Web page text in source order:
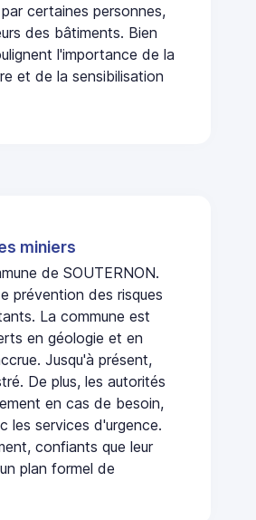
certaines personnes,
des bâtiments. Bien
l'importance de la
et de la sensibilisation
miniers
de SOUTERNON.
prévention des risques
La commune est
en géologie et en
Jusqu'à présent,
De plus, les autorités
en cas de besoin,
les services d'urgence.
confiants que leur
plan formel de